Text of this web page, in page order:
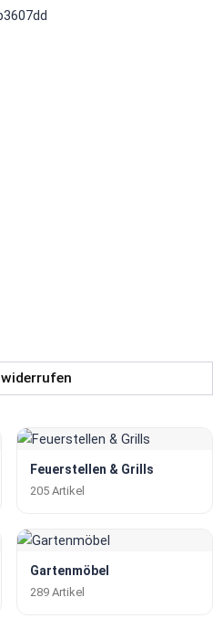
Feuerstellen & Grills
205 Artikel
Gartenmöbel
289 Artikel